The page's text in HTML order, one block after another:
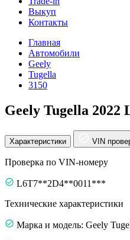
Выкуп
Контакты
Главная
Автомобили
Geely
Tugella
3150
Geely Tugella 2022
Характеристики VIN
Проверка по VIN-номеру
L6T7**2D4**0011***
Технические характеристики
Марка и модель: Geely